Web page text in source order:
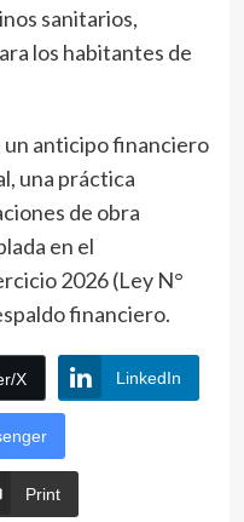
sanitarios,
los habitantes de
anticipo financiero
una práctica
de obra
en el
2026 (Ley N°
financiero.
X LinkedIn
Print